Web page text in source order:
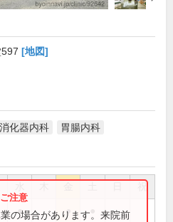
[地図]
消化器内科 胃腸内科
● ●
の場合があります。来院前